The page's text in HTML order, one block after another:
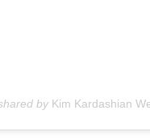
by Kim Kardashian